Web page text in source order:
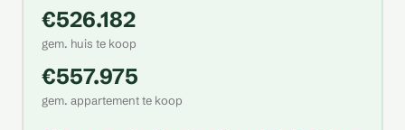
€526.182
gem. huis te koop
€557.975
gem. appartement te koop